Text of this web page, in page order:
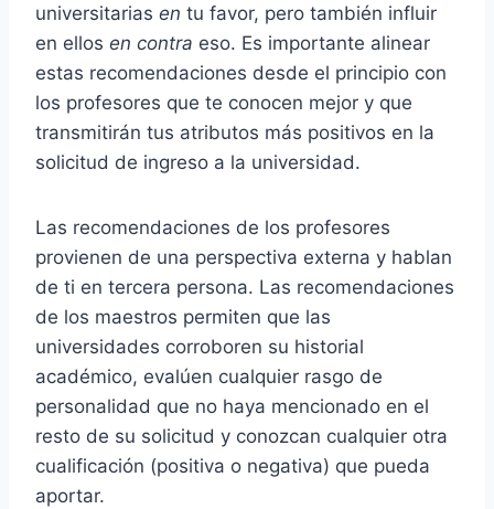
universitarias en tu favor, pero también influir
en ellos en contra eso. Es importante alinear
estas recomendaciones desde el principio con
los profesores que te conocen mejor y que
transmitirán tus atributos más positivos en la
solicitud de ingreso a la universidad.
Las recomendaciones de los profesores
provienen de una perspectiva externa y hablan
de ti en tercera persona. Las recomendaciones
de los maestros permiten que las
universidades corroboren su historial
académico, evalúen cualquier rasgo de
personalidad que no haya mencionado en el
resto de su solicitud y conozcan cualquier otra
cualificación (positiva o negativa) que pueda
aportar.